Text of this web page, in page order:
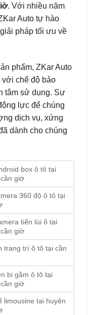
. Với nhiều năm
Auto tự hào
pháp tối ưu về
phẩm, ZKar Auto
với chế độ bảo
tâm sử dụng. Sự
lực để chúng
dịch vụ, xứng
dành cho chúng
box ô tô tại
giờ
360 độ ô tô tại
tiến lùi ô tại
giờ
trang trí ô tô tại cần
bi gầm ô tô tại
giờ
limousine tại huyện